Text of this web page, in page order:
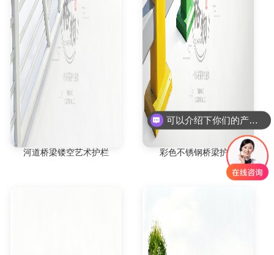
河道桥梁镂空艺术护栏 彩色不锈钢桥梁护栏
可以介绍下你们的产品么